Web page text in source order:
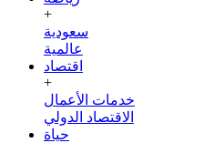
+
سعودية
عالمية
اقتصاد
+
خدمات الأعمال
الاقتصاد الدولي
حياة